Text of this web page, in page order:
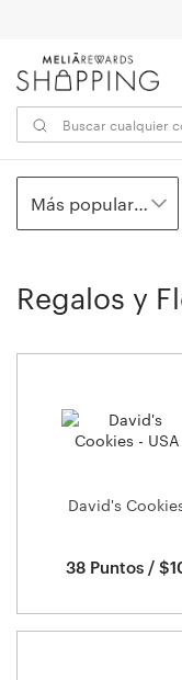
Más populares
Regalos y
David's
38 Puntos /